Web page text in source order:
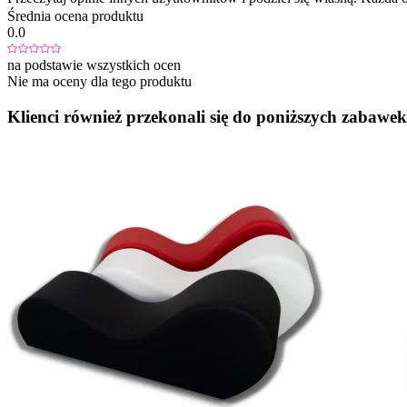
Średnia ocena produktu
0.0
na podstawie wszystkich ocen
Nie ma oceny dla tego produktu
Klienci również przekonali się do poniższych